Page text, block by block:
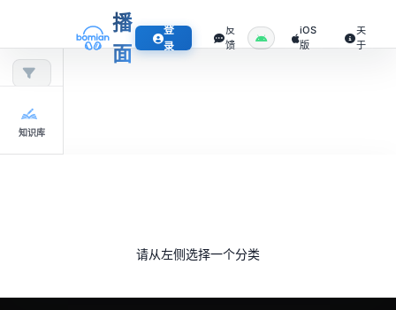
播
面
登
录
反
馈
iOS
版
关
于
知识库
请从左侧选择一个分类